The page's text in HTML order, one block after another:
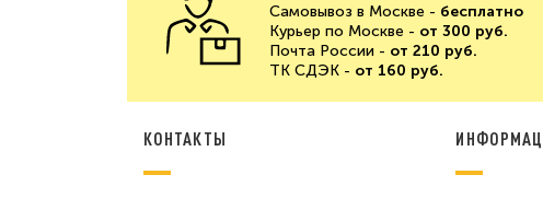
Самовывоз в Москве - бесплатно
Курьер по Москве - от 300 руб.
Почта России - от 210 руб.
ТК СДЭК - от 160 руб.
КОНТАКТЫ